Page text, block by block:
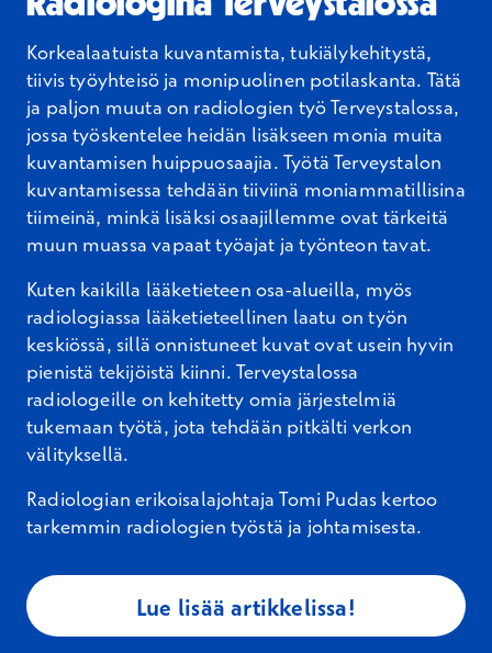
Korkealaatuista kuvantamista, tukiälykehitystä,
tiivis työyhteisö ja monipuolinen potilaskanta. Tätä
ja paljon muuta on radiologien työ Terveystalossa,
jossa työskentelee heidän lisäkseen monia muita
kuvantamisen huippuosaajia. Työtä Terveystalon
kuvantamisessa tehdään tiiviinä moniammatillisina
tiimeinä, minkä lisäksi osaajillemme ovat tärkeitä
muun muassa vapaat työajat ja työnteon tavat.
Kuten kaikilla lääketieteen osa-alueilla, myös
radiologiassa lääketieteellinen laatu on työn
keskiössä, sillä onnistuneet kuvat ovat usein hyvin
pienistä tekijöistä kiinni. Terveystalossa
radiologeille on kehitetty omia järjestelmiä
tukemaan työtä, jota tehdään pitkälti verkon
välityksellä.
Radiologian erikoisalajohtaja Tomi Pudas kertoo
tarkemmin radiologien työstä ja johtamisesta.
Lue lisää artikkelissa!